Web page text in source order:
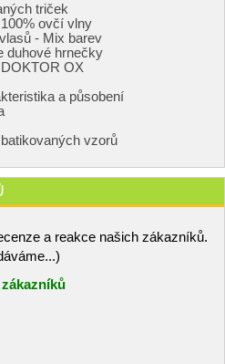
triček
ovčí vlny
- Mix barev
duhové hrnečky
OX
a působení
vzorů
a reakce našich zákazníků.